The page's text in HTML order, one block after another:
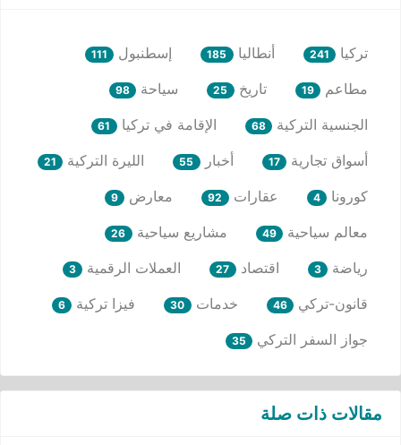
تركيا 241 أنطاليا 185 إسطنبول 111
مطاعم 19 تاريخ 25 سياحة 98
الجنسية التركية 68 الإقامة في تركيا 61
أسواق تجارية 17 أخبار 55 الليرة التركية 21
كورونا 4 عقارات 92 معارض 9
معالم سياحية 49 مشاريع سياحية 26
رياضة 3 اقتصاد 27 العملات الرقمية 3
قانون-تركي 46 خدمات 30 فيزا تركية 6
جواز السفر التركي 35
مقالات ذات صلة